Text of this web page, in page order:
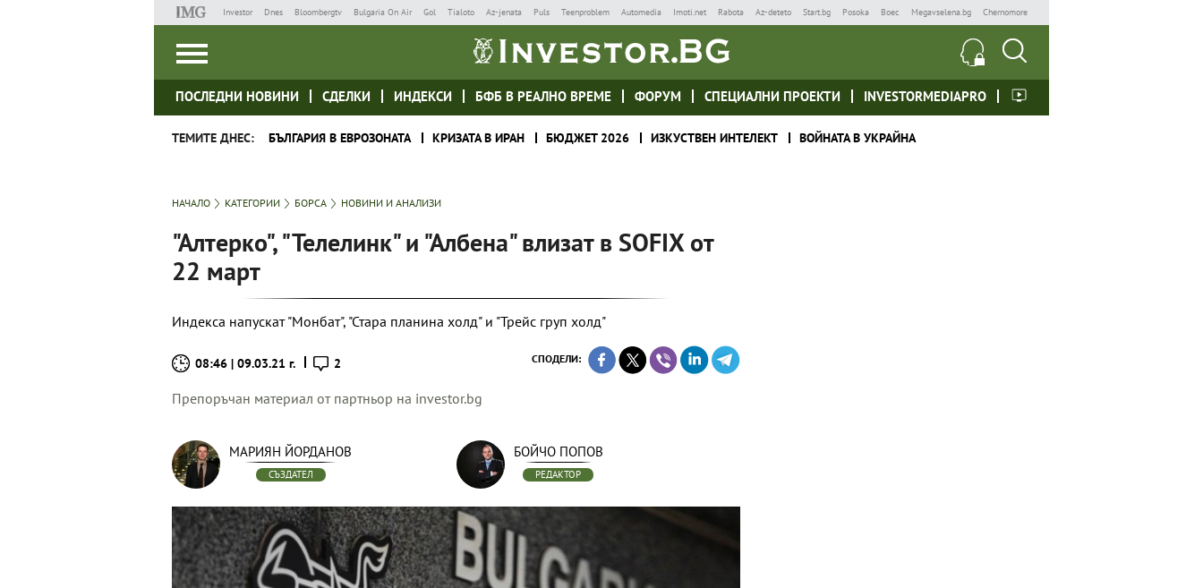
Investor Dnes Bloombergtv Bulgaria On Air Gol Tialoto Az-jenata Puls Teenproblem Automedia Imoti.net Rabota Az-deteto Start.bg Posoka Boec Megavselena.bg Chernomore
ПОСЛЕДНИ НОВИНИ СДЕЛКИ ИНДЕКСИ БФБ В РЕАЛНО ВРЕМЕ ФОРУМ СПЕЦИАЛНИ ПРОЕКТИ INVESTORMEDIAPRO
ТЕМИТЕ ДНЕС: БЪЛГАРИЯ В ЕВРОЗОНАТА КРИЗАТА В ИРАН БЮДЖЕТ 2026 ИЗКУСТВЕН ИНТЕЛЕКТ ВОЙНАТА В УКРАЙНА
НАЧАЛО КАТЕГОРИИ БОРСА НОВИНИ И АНАЛИЗИ
"Алтерко", "Телелинк" и "Албена" влизат в SOFIX от
22 март
Индекса напускат "Монбат", "Стара планина холд" и "Трейс груп холд"
08:46 | 09.03.21 г. 2 СПОДЕЛИ:
Препоръчан материал от партньор на investor.bg
МАРИЯН ЙОРДАНОВ
СЪЗДАТЕЛ
БОЙЧО ПОПОВ
РЕДАКТОР